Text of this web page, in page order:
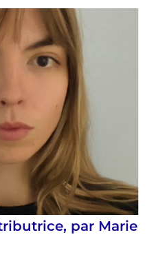
par Marie